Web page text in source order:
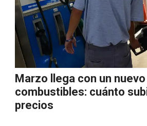
Marzo llega con un
combustibles: cuánto
precios